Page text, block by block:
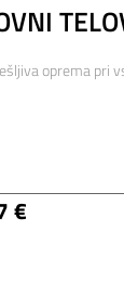
oprema pri
€